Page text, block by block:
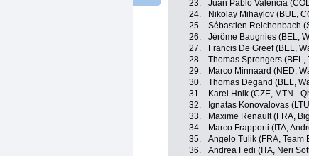
23.
Juan Pablo Valencia
24.
Nikolay Mihaylov (BUL,
25.
Sébastien Reichenbach
26.
Jérôme Baugnies (BEL,
27.
Francis De Greef (BEL,
28.
Thomas Sprengers
29.
Marco Minnaard (NED,
30.
Thomas Degand (BEL,
31.
Karel Hnik (CZE, MTN -
32.
Ignatas Konovalovas
33.
Maxime Renault (FRA,
34.
Marco Frapporti (ITA,
35.
Angelo Tulik (FRA, Team
36.
Andrea Fedi (ITA, Neri